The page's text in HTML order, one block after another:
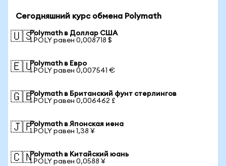
Сегодняшний курс обмена Polymath
🇺🇸Polymath в Доллар США
1 POLY равен 0,008718 $
🇪🇺Polymath в Евро
1 POLY равен 0,007541 €
🇬🇧Polymath в Британский фунт стерлингов
1 POLY равен 0,006462 £
🇯🇵Polymath в Японская иена
1 POLY равен 1,38 ¥
🇨🇳Polymath в Китайский юань
1 POLY равен 0,0588 ¥